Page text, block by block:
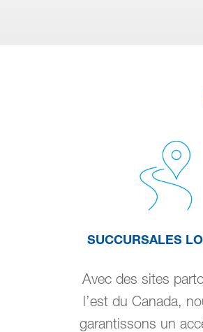
SUCCURSALES
Avec des sites
l’est du Canada,
garantissons un